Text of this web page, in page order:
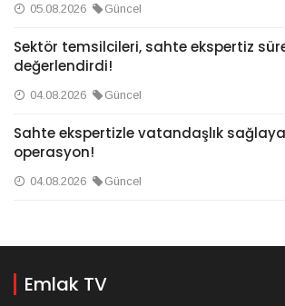
05.08.2026 Güncel
Sektör temsilcileri, sahte ekspertiz
değerlendirdi!
04.08.2026 Güncel
Sahte ekspertizle vatandaşlık
operasyon!
04.08.2026 Güncel
Emlak TV